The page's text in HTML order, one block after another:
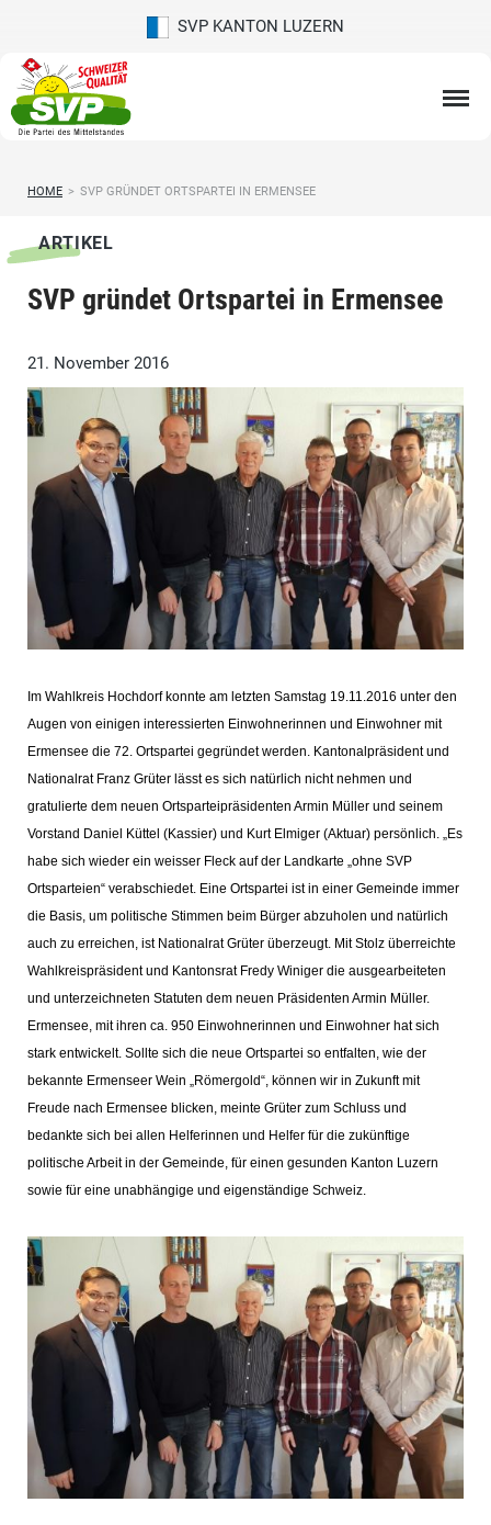
SVP KANTON LUZERN
HOME > SVP GRÜNDET ORTSPARTEI IN ERMENSEE
ARTIKEL
SVP gründet Ortspartei in Ermensee
21. November 2016
Im Wahlkreis Hochdorf konnte am letzten Samstag 19.11.2016 unter den
Augen von einigen interessierten Einwohnerinnen und Einwohner mit
Ermensee die 72. Ortspartei gegründet werden. Kantonalpräsident und
Nationalrat Franz Grüter lässt es sich natürlich nicht nehmen und
gratulierte dem neuen Ortsparteipräsidenten Armin Müller und seinem
Vorstand Daniel Küttel (Kassier) und Kurt Elmiger (Aktuar) persönlich. „Es
habe sich wieder ein weisser Fleck auf der Landkarte „ohne SVP
Ortsparteien“ verabschiedet. Eine Ortspartei ist in einer Gemeinde immer
die Basis, um politische Stimmen beim Bürger abzuholen und natürlich
auch zu erreichen, ist Nationalrat Grüter überzeugt. Mit Stolz überreichte
Wahlkreispräsident und Kantonsrat Fredy Winiger die ausgearbeiteten
und unterzeichneten Statuten dem neuen Präsidenten Armin Müller.
Ermensee, mit ihren ca. 950 Einwohnerinnen und Einwohner hat sich
stark entwickelt. Sollte sich die neue Ortspartei so entfalten, wie der
bekannte Ermenseer Wein „Römergold“, können wir in Zukunft mit
Freude nach Ermensee blicken, meinte Grüter zum Schluss und
bedankte sich bei allen Helferinnen und Helfer für die zukünftige
politische Arbeit in der Gemeinde, für einen gesunden Kanton Luzern
sowie für eine unabhängige und eigenständige Schweiz.